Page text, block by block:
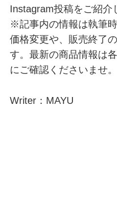
Instagram投稿をご紹介
※記事内の情報は執筆
価格変更や、販売終了
す。最新の商品情報は
にご確認くださいませ。
Writer：MAYU